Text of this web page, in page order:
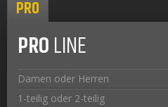
PRO
PROLINE
Damen oder Herren
1-teilig oder 2-teilig